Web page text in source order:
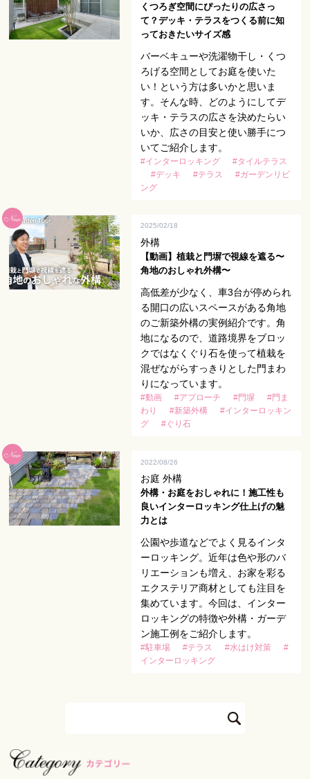
くつろぎ空間にぴったりの広さっ
て？デッキ・テラスをつくる前に知
っておきたいサイズ感
バーベキューや洗濯物干し・くつ
ろげる空間としてお庭を使いた
い！という方は多いかと思いま
す。そんな時、どのようにしてデ
ッキ・テラスの広さを決めたらい
いか、広さの目安と使い勝手につ
いてご紹介します。
#インターロッキング
#タイルテラス
#デッキ
#テラス
#ガーデンリビ
ング
2025/02/18
外構
【動画】植栽と門塀で視線を遮る〜
角地のおしゃれ外構〜
高低差が少なく、車3台が停められ
る開口の広いスペースがある角地
のご新築外構の実例紹介です。角
地になるので、道路境界をブロッ
クではなくぐり石を使って植栽を
混ぜながらすっきりとした門まわ
りになっています。
#動画 #アプローチ #門塀
#門ま
わり
#新築外構
#インターロッキン
グ
#ぐり石
2022/08/26
お庭 外構
外構・お庭をおしゃれに！施工性も
良いインターロッキング仕上げの魅
力とは
公園や歩道などでよく見るインタ
ーロッキング。近年は色や形のバ
リエーションも増え、お家を彩る
エクステリア商材としても注目を
集めています。今回は、インター
ロッキングの特徴や外構・ガーデ
ン施工例をご紹介します。
#駐車場 #テラス #水はけ対策
#
インターロッキング